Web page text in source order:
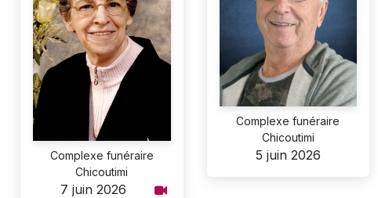
Complexe funéraire
Chicoutimi
7 juin 2026
Complexe funéraire
Chicoutimi
5 juin 2026